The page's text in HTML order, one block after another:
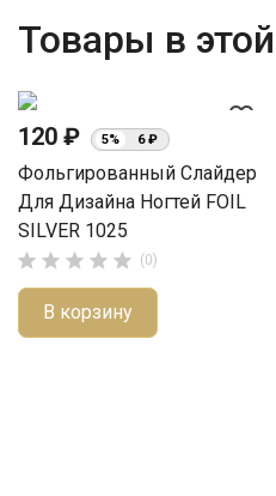
Товары в
favorite_border
120 ₽ 5% 6 ₽
Фольгированный Слайдер
Для Дизайна Ногтей FOIL
SILVER 1025
     (0)
В корзину